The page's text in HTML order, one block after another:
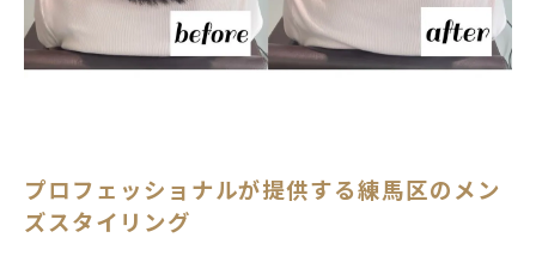
個性を大切にする練馬区のメンズ美容室ガイド
メンズ美容室選びのポイント
プロフェッショナルが提供する安心感
プロフェッショナルが提供する練馬区のメン
ズスタイリング